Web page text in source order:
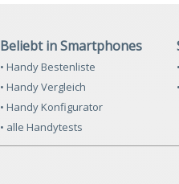
Beliebt in Smartphones
• Handy Bestenliste
• Handy Vergleich
• Handy Konfigurator
• alle Handytests